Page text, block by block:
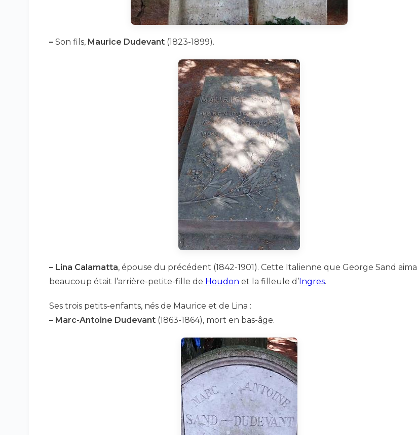
– Son fils, Maurice Dudevant (1823-1899).
– Lina Calamatta, épouse du précédent (1842-1901). Cette Italienne que George Sand aima
beaucoup était l’arrière-petite-fille de Houdon et la filleule d’Ingres.
Ses trois petits-enfants, nés de Maurice et de Lina :
– Marc-Antoine Dudevant (1863-1864), mort en bas-âge.